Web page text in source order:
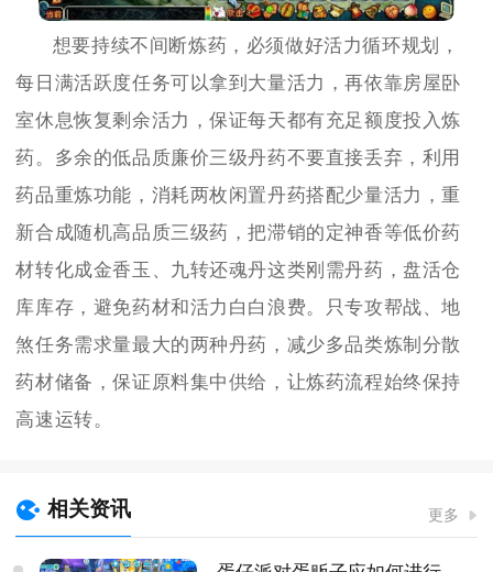
想要持续不间断炼药，必须做好活力循环规划，
每日满活跃度任务可以拿到大量活力，再依靠房屋卧
室休息恢复剩余活力，保证每天都有充足额度投入炼
药。多余的低品质廉价三级丹药不要直接丢弃，利用
药品重炼功能，消耗两枚闲置丹药搭配少量活力，重
新合成随机高品质三级药，把滞销的定神香等低价药
材转化成金香玉、九转还魂丹这类刚需丹药，盘活仓
库库存，避免药材和活力白白浪费。只专攻帮战、地
煞任务需求量最大的两种丹药，减少多品类炼制分散
药材储备，保证原料集中供给，让炼药流程始终保持
高速运转。
相关资讯 更多